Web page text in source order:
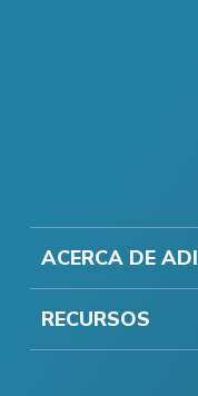
ACERCA DE ADI
RECURSOS